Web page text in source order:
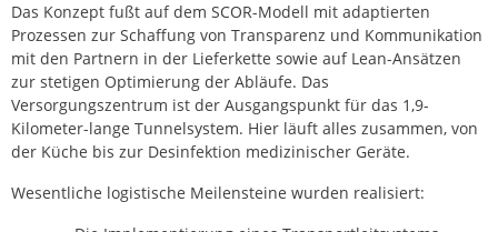
Das Konzept fußt auf dem SCOR-Modell mit adaptierten
Prozessen zur Schaffung von Transparenz und Kommunikation
mit den Partnern in der Lieferkette sowie auf Lean-Ansätzen
zur stetigen Optimierung der Abläufe. Das
Versorgungszentrum ist der Ausgangspunkt für das 1,9-
Kilometer-lange Tunnelsystem. Hier läuft alles zusammen, von
der Küche bis zur Desinfektion medizinischer Geräte.
Wesentliche logistische Meilensteine wurden realisiert: